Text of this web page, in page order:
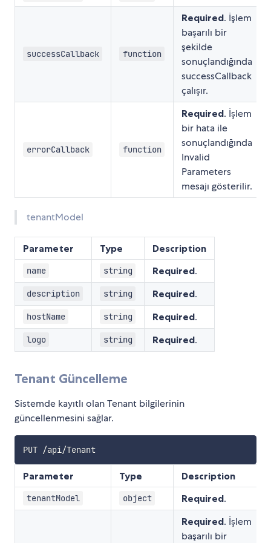
successCallback function
Required. İşlem
başarılı bir
şekilde
sonuçlandığında
successCallback
çalışır.
errorCallback function
Required. İşlem
bir hata ile
sonuçlandığında
Invalid
Parameters
mesajı gösterilir.
tenantModel
Parameter Type Description
name string Required.
description string Required.
hostName string Required.
logo string Required.
Tenant Güncelleme
Sistemde kayıtlı olan Tenant bilgilerinin
güncellenmesini sağlar.
PUT /api/Tenant
Parameter Type Description
tenantModel object Required.
Required. İşlem
başarılı bir